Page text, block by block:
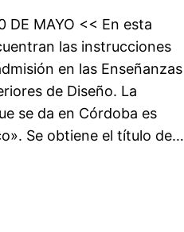
DE MAYO << En esta
las instrucciones
en las Enseñanzas
de Diseño. La
se da en Córdoba es
Se obtiene el título de…